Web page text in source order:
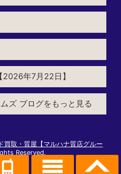
年7月22日】
ズ ブログをもっと見る
買取・質屋【マルハナ質店グルー
Reserved.